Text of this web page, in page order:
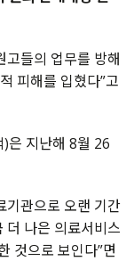
고들의 업무를 방해
피해를 입혔다”고
은 지난해 8월 26
기관으로 오랜 기간
더 나은 의료서비스
것으로 보인다”면